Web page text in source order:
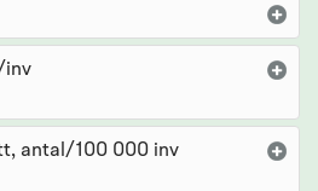
inv
antal/100 000 inv